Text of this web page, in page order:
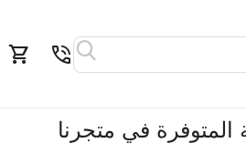
المتوفرة في متجرنا
السلة قائمة المفضلة